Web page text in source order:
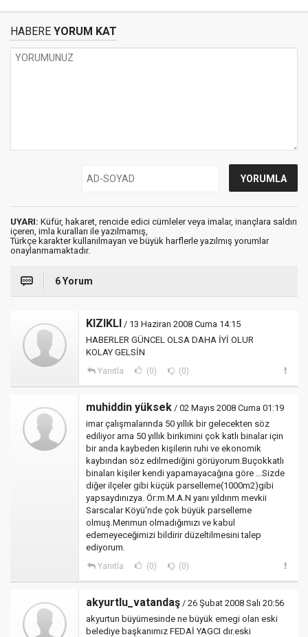
HABERE YORUM KAT
UYARI: Küfür, hakaret, rencide edici cümleler veya imalar, inançlara saldırı
içeren, imla kuralları ile yazılmamış,
Türkçe karakter kullanılmayan ve büyük harflerle yazılmış yorumlar
onaylanmamaktadır.
6 Yorum
KIZIKLI / 13 Haziran 2008 Cuma 14:15
HABERLER GÜNCEL OLSA DAHA İYİ OLUR
KOLAY GELSİN
Yanıtla (0) (0)
muhiddin yüksek / 02 Mayıs 2008 Cuma 01:19
imar çalışmalarında 50 yıllık bir gelecekten söz
ediliyor ama 50 yıllık birikimini çok katlı binalar için
bir anda kaybeden kişilerin ruhi ve ekonomik
kaybından söz edilmediğini görüyorum.Buçokkatlı
binaları kişiler kendi yapamayacağına göre ...Sizde
diğer ilçeler gibi küçük parselleme(1000m2)gibi
yapsaydınızya. Ör:m.M.A.N yanı yıldırım mevkii
Sarscalar Köyü'nde çok büyük parselleme
olmuş.Menmun olmadığımızı ve kabul
edemeyeceğimizi bildirir düzeltilmesini talep
ediyorum.
Yanıtla (0) (0)
akyurtlu_vatandaş / 26 Şubat 2008 Salı 20:56
akyurtun büyümesinde ne büyük emegi olan eski
belediye başkanımız FEDAİ YAGCI dır.eski